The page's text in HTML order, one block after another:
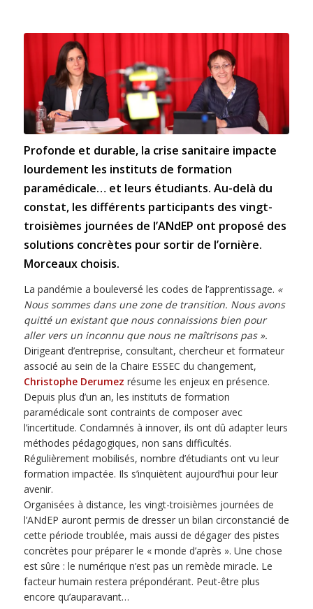
Profonde et durable, la crise sanitaire impacte
lourdement les instituts de formation
paramédicale… et leurs étudiants. Au-delà du
constat, les différents participants des vingt-
troisièmes journées de l’ANdEP ont proposé des
solutions concrètes pour sortir de l’ornière.
Morceaux choisis.
La pandémie a bouleversé les codes de l’apprentissage. «
Nous sommes dans une zone de transition. Nous avons
quitté un existant que nous connaissions bien pour
aller vers un inconnu que nous ne maîtrisons pas ».
Dirigeant d’entreprise, consultant, chercheur et formateur
associé au sein de la Chaire ESSEC du changement,
Christophe Derumez résume les enjeux en présence.
Depuis plus d’un an, les instituts de formation
paramédicale sont contraints de composer avec
l’incertitude. Condamnés à innover, ils ont dû adapter leurs
méthodes pédagogiques, non sans difficultés.
Régulièrement mobilisés, nombre d’étudiants ont vu leur
formation impactée. Ils s’inquiètent aujourd’hui pour leur
avenir.
Organisées à distance, les vingt-troisièmes journées de
l’ANdEP auront permis de dresser un bilan circonstancié de
cette période troublée, mais aussi de dégager des pistes
concrètes pour préparer le « monde d’après ». Une chose
est sûre : le numérique n’est pas un remède miracle. Le
facteur humain restera prépondérant. Peut-être plus
encore qu’auparavant…